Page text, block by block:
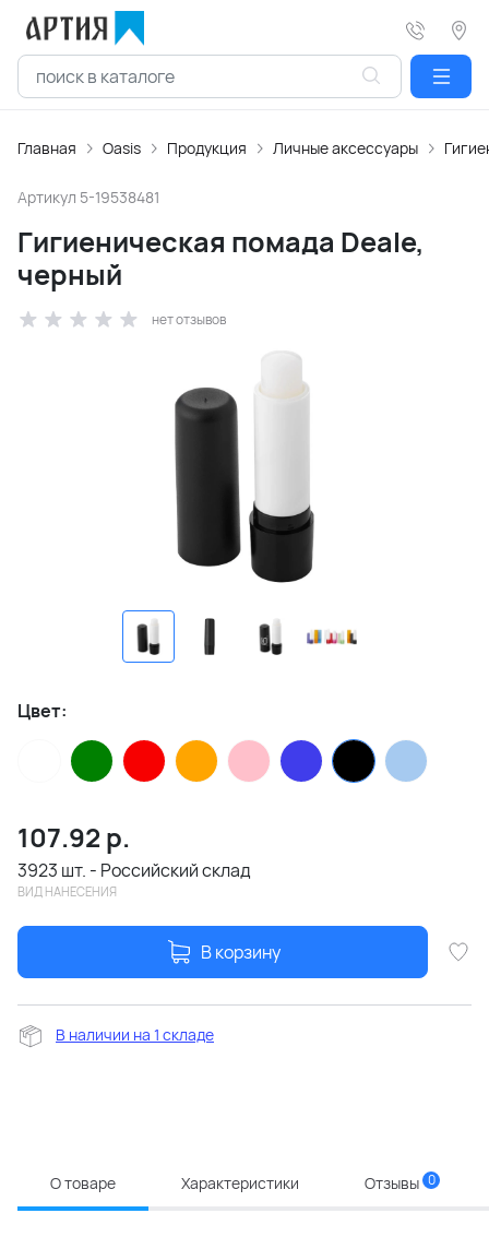
Главная Oasis Продукция Личные аксессуары
Артикул 5-19538481
Гигиеническая помада Deale,
черный
нет отзывов
Цвет:
107.92 р.
3923 шт. - Российский склад
ВИД НАНЕСЕНИЯ
В корзину
В наличии на 1 складе
О товаре Характеристики Отзывы 0